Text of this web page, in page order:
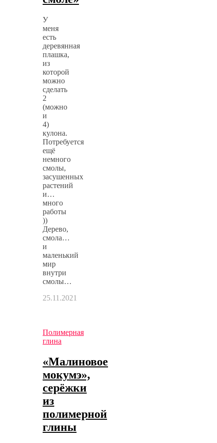
У
меня
есть
деревянная
плашка,
из
которой
можно
сделать
2
(можно
и
4)
кулона.
Потребуется
ещё
немного
смолы,
засушенных
растений
и…
много
работы
))
Дерево,
смола…
и
маленький
мир
внутри
смолы…
25.11.2021
Полимерная
глина
«Малиновое
мокумэ»,
серёжки
из
полимерной
глины